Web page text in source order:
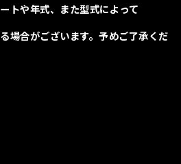
トや年式、また型式によって
場合がございます。予めご了承くだ